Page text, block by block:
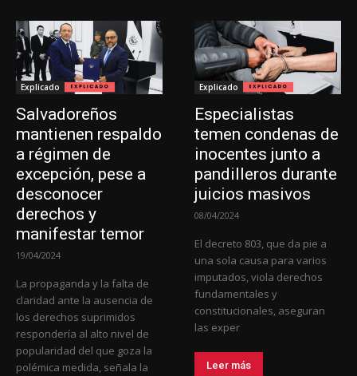
Explicado
Salvadoreños
mantienen respaldo
a régimen de
excepción, pese a
desconocer
derechos y
manifestar temor
19/04/2024
La propaganda y la falta de
claridad ante la ausencia de
los derechos suprimidos
respondería al alto nivel de
popularidad del que goza la
polémica medida, señala la
Explicado
Especialistas
temen condenas de
inocentes junto a
pandilleros durante
juicios masivos
08/04/2024
El decreto 803, que da pie a
una sola causa para varios
imputados, viola derechos
fundamentales y
constitucionales, aseguran
las exper
Leer más